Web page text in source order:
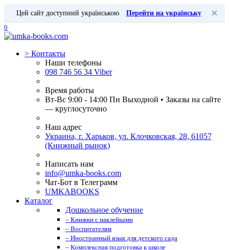
Цей сайт доступний українською Перейти на українську ×
0
> Контакты
Наши телефоны
098 746 56 34 Viber
Время работы
Вт-Вс 9:00 - 14:00 Пн Выходной • Заказы на сайте
— круглосуточно
Наш адрес
Украина, г. Харьков, ул. Клочковская, 28, 61057
(Книжный рынок)
Написать нам
info@umka-books.com
Чат-Бот в Телеграмм
UMKABOOKS
Каталог
Дошкольное обучение
– Книжки с наклейками
– Воспитателям
– Иностранный язык для детского сада
– Комплексная подготовка к школе